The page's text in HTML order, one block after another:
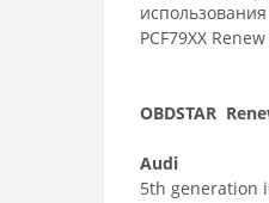
PCF79XX
OBDSTAR
Audi
5th generation